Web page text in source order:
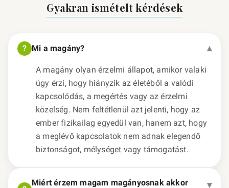
Gyakran ismételt kérdések
Mi a magány?
A magány olyan érzelmi állapot, amikor valaki
úgy érzi, hogy hiányzik az életéből a valódi
kapcsolódás, a megértés vagy az érzelmi
közelség. Nem feltétlenül azt jelenti, hogy az
ember fizikailag egyedül van, hanem azt, hogy
a meglévő kapcsolatok nem adnak elegendő
biztonságot, mélységet vagy támogatást.
Miért érzem magam magányosnak akkor